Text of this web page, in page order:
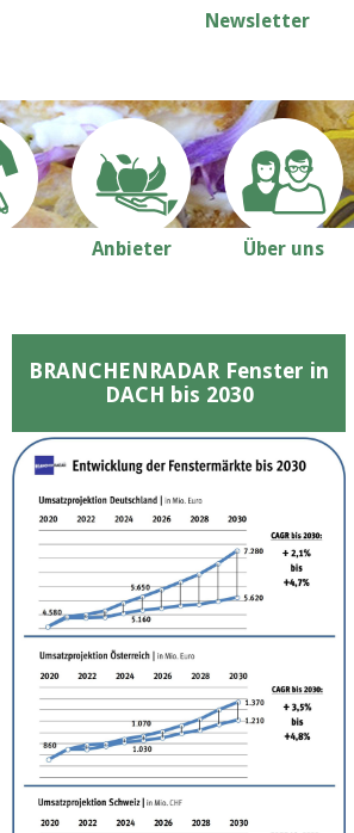
Newsletter
Anbieter Über uns
BRANCHENRADAR Fenster in
DACH bis 2030